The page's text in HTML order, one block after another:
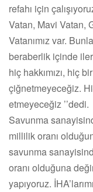
refahı için
Vatan, Mavi Vatan,
Vatanımız var.
beraberlik içinde
hiç hakkımızı, hiç
çiğnetmeyeceğiz.
etmeyeceğiz ’’dedi.
Savunma
millilik oranı
savunma
oranı olduğuna
yapıyoruz.